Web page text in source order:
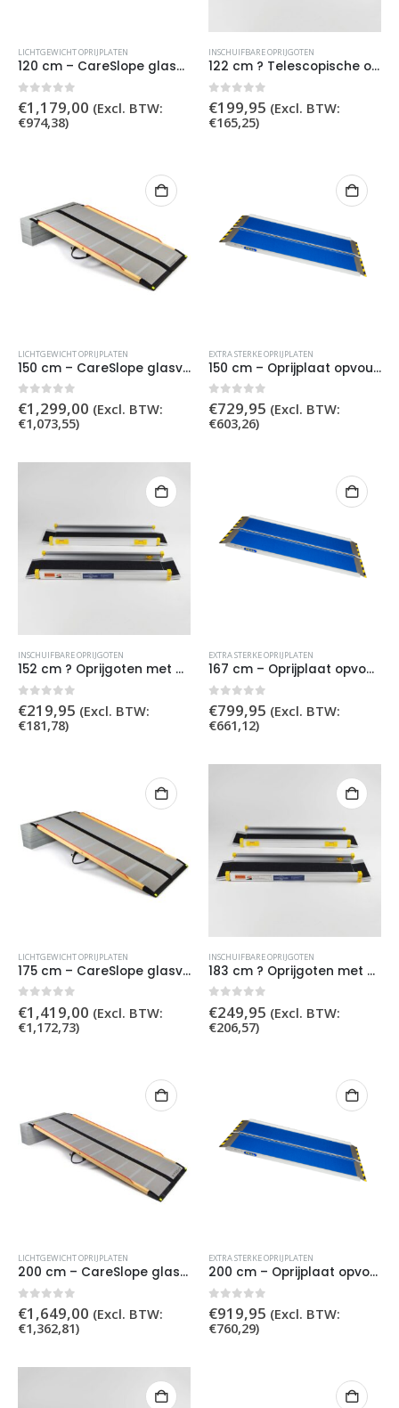
LICHTGEWICHT OPRIJPLATEN
120 cm – CareSlope glasvezel lichtgewicht oprijplaat
0out of 5
€1,179,00 (Excl. BTW:
€974,38)
INSCHUIFBARE OPRIJGOTEN
122 cm ? Telescopische oprijgoten
0out of 5
€199,95 (Excl. BTW:
€165,25)
LICHTGEWICHT OPRIJPLATEN
150 cm – CareSlope glasvezel lichtgewicht oprijplaat
0out of 5
€1,299,00 (Excl. BTW:
€1,073,55)
EXTRA STERKE OPRIJPLATEN
150 cm – Oprijplaat opvouwbaar extra sterk
0out of 5
€729,95 (Excl. BTW:
€603,26)
INSCHUIFBARE OPRIJGOTEN
152 cm ? Oprijgoten met griptape
0out of 5
€219,95 (Excl. BTW:
€181,78)
EXTRA STERKE OPRIJPLATEN
167 cm – Oprijplaat opvouwbaar extra sterk
0out of 5
€799,95 (Excl. BTW:
€661,12)
LICHTGEWICHT OPRIJPLATEN
175 cm – CareSlope glasvezel lichtgewicht oprijplaat
0out of 5
€1,419,00 (Excl. BTW:
€1,172,73)
INSCHUIFBARE OPRIJGOTEN
183 cm ? Oprijgoten met griptape
0out of 5
€249,95 (Excl. BTW:
€206,57)
LICHTGEWICHT OPRIJPLATEN
200 cm – CareSlope glasvezel lichtgewicht oprijplaat
0out of 5
€1,649,00 (Excl. BTW:
€1,362,81)
EXTRA STERKE OPRIJPLATEN
200 cm – Oprijplaat opvouwbaar extra sterk
0out of 5
€919,95 (Excl. BTW:
€760,29)